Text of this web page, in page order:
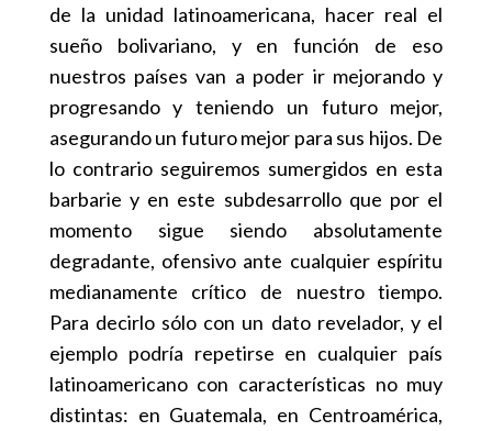
de la unidad latinoamericana, hacer real el
sueño bolivariano, y en función de eso
nuestros países van a poder ir mejorando y
progresando y teniendo un futuro mejor,
asegurando un futuro mejor para sus hijos. De
lo contrario seguiremos sumergidos en esta
barbarie y en este subdesarrollo que por el
momento sigue siendo absolutamente
degradante, ofensivo ante cualquier espíritu
medianamente crítico de nuestro tiempo.
Para decirlo sólo con un dato revelador, y el
ejemplo podría repetirse en cualquier país
latinoamericano con características no muy
distintas: en Guatemala, en Centroamérica,